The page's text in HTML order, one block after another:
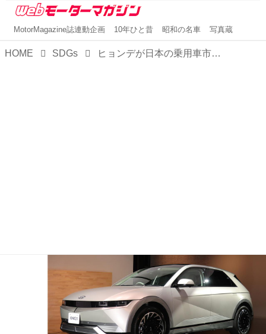
MotorMagazine誌連動企画 10年ひと昔 昭和の名車 写真蔵
HOME SDGs ヒョンデが日本の乗用車市場に再参入。まずは2台のZEVを発表